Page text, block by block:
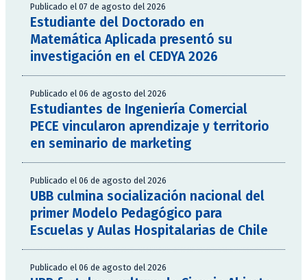
Publicado el 07 de agosto del 2026
Estudiante del Doctorado en
Matemática Aplicada presentó su
investigación en el CEDYA 2026
Publicado el 06 de agosto del 2026
Estudiantes de Ingeniería Comercial
PECE vincularon aprendizaje y territorio
en seminario de marketing
Publicado el 06 de agosto del 2026
UBB culmina socialización nacional del
primer Modelo Pedagógico para
Escuelas y Aulas Hospitalarias de Chile
Publicado el 06 de agosto del 2026